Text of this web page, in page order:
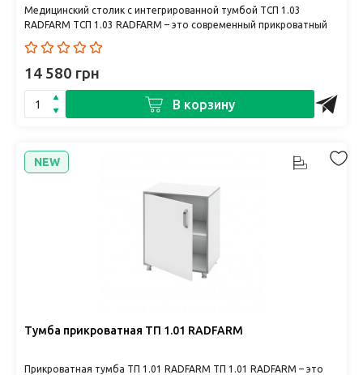
Медицинский столик с интегрированной тумбой ТСП 1.03
RADFARM ТСП 1.03 RADFARM – это современный прикроватный
столик с тум..
14 580 грн
В корзину
NEW
Тумба прикроватная ТП 1.01 RADFARM
Прикроватная тумба ТП 1.01 RADFARM ТП 1.01 RADFARM – это